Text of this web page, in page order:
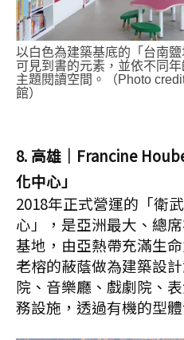
以白色為建築基底的「台南
可見到書的元素，並依不同
主題閱讀空間。（Photo
館）
8. 高雄│Francine
化中心」
2018年正式營運的「衛
心」，是亞洲最大、總
基地，由亞熱帶充滿生
老榕的蔽蔭做為建築設
院、音樂廳、戲劇院、
務設施，透過有機的型